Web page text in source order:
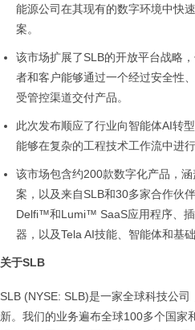
能源公司在其现有的数字环境中快
案。
该市场扩展了SLB的开放平台战略
者和客户能够通过一个经过安全性
受管控渠道交付产品。
此次发布顺应了行业向智能体AI转
能够在复杂的工程技术工作流中进
该市场包含约200款数字化产品，
案，以及来自SLB和30多家合作伙
Delfi™和Lumi™ SaaS应用程序、
器，以及Tela AI技能、智能体和基础
关于SLB
SLB (NYSE: SLB)是一家全球科技公
新。我们的业务遍布全球100多个国家